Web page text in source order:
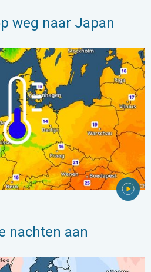
weg naar Japan
aan. West- en Midden-Europa. . .
nachten aan
Tweedeling Europa. . .